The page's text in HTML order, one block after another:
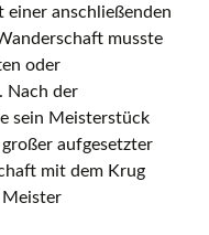
einer anschließenden
musste
oder
Nach der
sein Meisterstück
aufgesetzter
mit dem Krug
Meister